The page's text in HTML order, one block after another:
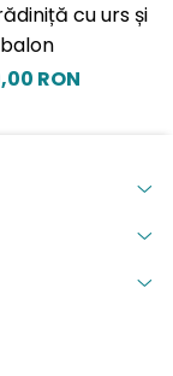
cu urs și
balon
RON